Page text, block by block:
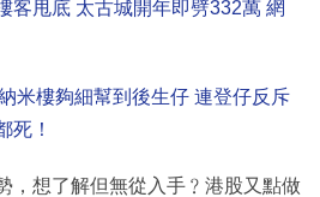
客甩底 太古城開年即劈332萬 網
米樓夠細幫到後生仔 連登仔反斥
死！
，想了解但無從入手﹖港股又點做